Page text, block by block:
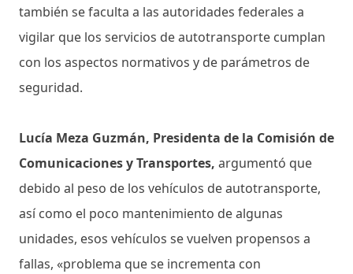
también se faculta a las autoridades federales a
vigilar que los servicios de autotransporte cumplan
con los aspectos normativos y de parámetros de
seguridad.
Lucía Meza Guzmán, Presidenta de la Comisión de
Comunicaciones y Transportes, argumentó que
debido al peso de los vehículos de autotransporte,
así como el poco mantenimiento de algunas
unidades, esos vehículos se vuelven propensos a
fallas, «problema que se incrementa con